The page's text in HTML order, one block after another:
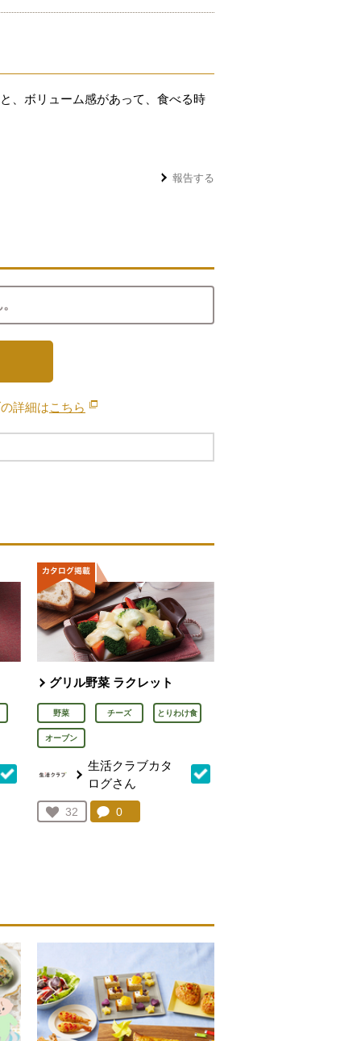
、ボリューム感があって、食べる時
報告する
詳細はこちら 別のウィンドウで開きます。
見る。
グリル野菜 ラクレット
野菜 チーズ とりわけ食
オーブン
生活クラブカタ
ログさん
お気に入り登録：
32
人が登録
コメント：
0件。コメントを見る。